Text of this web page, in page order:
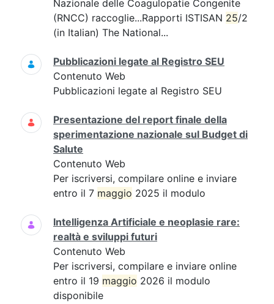
Nazionale delle Coagulopatie Congenite
(RNCC) raccoglie...Rapporti ISTISAN 25/2
(in Italian) The National...
Pubblicazioni legate al Registro SEU
Contenuto Web
Pubblicazioni legate al Registro SEU
Presentazione del report finale della
sperimentazione nazionale sul Budget di
Salute
Contenuto Web
Per iscriversi, compilare online e inviare
entro il 7 maggio 2025 il modulo
Intelligenza Artificiale e neoplasie rare:
realtà e sviluppi futuri
Contenuto Web
Per iscriversi, compilare e inviare online
entro il 19 maggio 2026 il modulo
disponibile